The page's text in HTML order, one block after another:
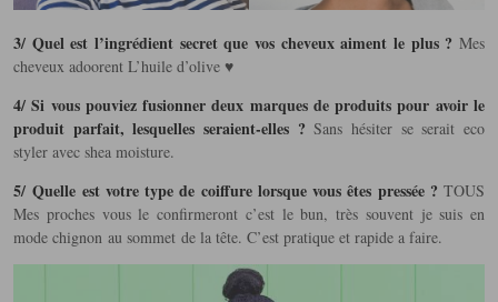
3/ Quel est l’ingrédient secret que vos cheveux aiment le plus ? Mes
cheveux adoorent L’huile d’olive ♥
4/ Si vous pouviez fusionner deux marques de produits pour avoir le
produit parfait, lesquelles seraient-elles ? Sans hésiter se serait eco
styler avec shea moisture.
5/ Quelle est votre type de coiffure lorsque vous êtes pressée ? TOUS
Mes proches vous le confirmeront c’est le bun, très souvent je suis en
mode chignon au sommet de la tête. C’est pratique et rapide a faire.